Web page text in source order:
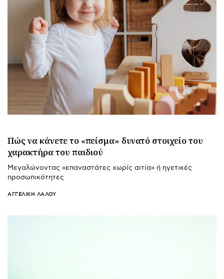
Πώς να κάνετε το «πείσμα» δυνατό στοιχείο του
χαρακτήρα του παιδιού
Μεγαλώνοντας «επαναστάτες χωρίς αιτία» ή ηγετικές
προσωπικότητες
ΑΓΓΕΛΙΚΉ ΛΆΛΟΥ